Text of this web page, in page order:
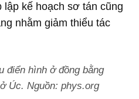
lập kế hoạch sơ tán cũng
nhằm giảm thiểu tác
điển hình ở đồng bằng
Úc. Nguồn: phys.org